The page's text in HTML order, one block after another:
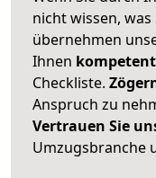
nicht wissen,
übernehmen
Ihnen
Checkliste.
Anspruch zu
Vertrauen Sie
Umzugsbranche